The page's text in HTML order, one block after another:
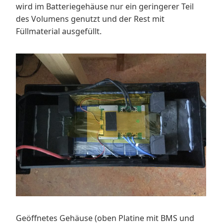
wird im Batteriegehäuse nur ein geringerer Teil
des Volumens genutzt und der Rest mit
Füllmaterial ausgefüllt.
Geöffnetes Gehäuse (oben Platine mit BMS und